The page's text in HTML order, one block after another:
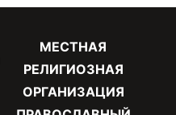
МЕСТНАЯ
РЕЛИГИОЗНАЯ
ОРГАНИЗАЦИЯ